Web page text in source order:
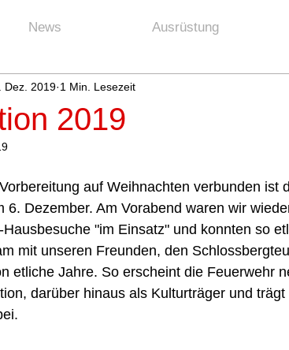
News Ausrüstung
2019
Dez. 2019 1 Min. Lesezeit
auf Weihnachten verbunden ist
6. Dezember. Am Vorabend waren wir
"im Einsatz" und konnten so
mit unseren Freunden, den
etliche Jahre. So erscheint die Feuerwehr
darüber hinaus als Kulturträger und